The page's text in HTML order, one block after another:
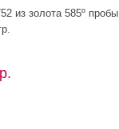
из золота 585º пробы